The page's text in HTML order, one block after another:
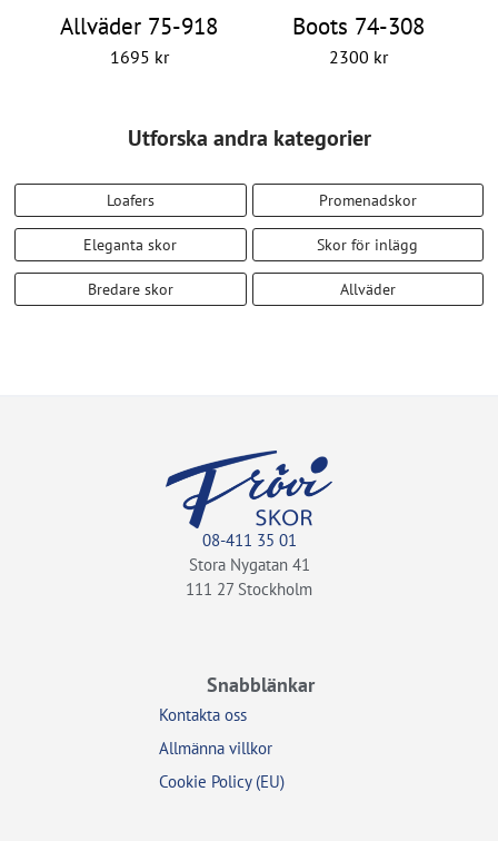
Boots 74-308
2300 kr
Allväder 75-918
1695 kr
Utforska andra kategorier
Loafers Promenadskor
Eleganta skor Skor för inlägg
Bredare skor Allväder
08-411 35 01
Stora Nygatan 41
111 27 Stockholm
Snabblänkar
Kontakta oss
Allmänna villkor
Cookie Policy (EU)